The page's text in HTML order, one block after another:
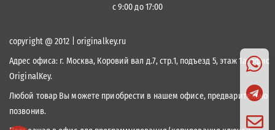
с 9:00 до 17:00
copyright @ 2012 | originalkey.ru
Адрес офиса: г. Москва, Коровий вал д.7, стр.1, подъезд 5, этаж 1а, офис
OriginalKey.
Любой товар Вы можете приобрести в нашем офисе, предварительно
позвонив.